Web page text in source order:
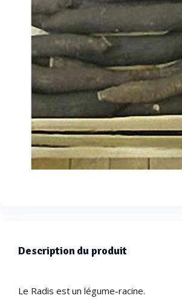
Description du produit
Le Radis est un légume-racine.